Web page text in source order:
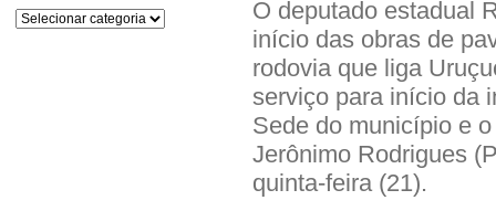
Categorias
O deputado estadual
início das obras de
rodovia que liga
serviço para início da
Sede do município e
Jerônimo Rodrigues
quinta-feira (21).